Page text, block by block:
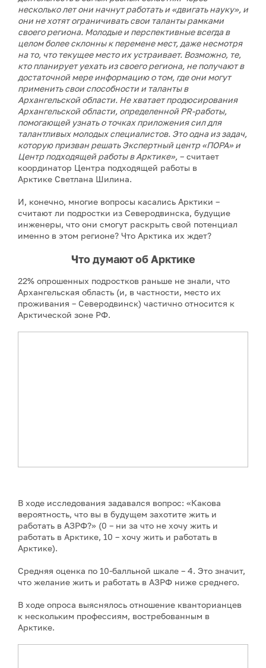
несколько лет они начнут работать и «двигать науку», и
они не хотят ограничивать свои таланты рамками
своего региона. Молодые и перспективные всегда в
целом более склонны к перемене мест, даже несмотря
на то, что текущее место их устраивает. Возможно, те,
кто планирует уехать из своего региона, не получают в
достаточной мере информацию о том, где они могут
применить свои способности и таланты в
Архангельской области. Не хватает продюсирования
Архангельской области, определенной PR-работы,
помогающей узнать о точках приложения сил для
талантливых молодых специалистов. Это одна из задач,
которую призван решать Экспертный центр «ПОРА» и
Центр подходящей работы в Арктике», – считает
координатор Центра подходящей работы в
Арктике Светлана Шилина.
И, конечно, многие вопросы касались Арктики –
считают ли подростки из Северодвинска, будущие
инженеры, что они смогут раскрыть свой потенциал
именно в этом регионе? Что Арктика их ждет?
Что думают об Арктике
22% опрошенных подростков раньше не знали, что
Архангельская область (и, в частности, место их
проживания – Северодвинск) частично относится к
Арктической зоне РФ.
В ходе исследования задавался вопрос: «Какова
вероятность, что вы в будущем захотите жить и
работать в АЗРФ?» (0 – ни за что не хочу жить и
работать в Арктике, 10 – хочу жить и работать в
Арктике).
Средняя оценка по 10-балльной шкале – 4. Это значит,
что желание жить и работать в АЗРФ ниже среднего.
В ходе опроса выяснялось отношение кванторианцев
к нескольким профессиям, востребованным в
Арктике.